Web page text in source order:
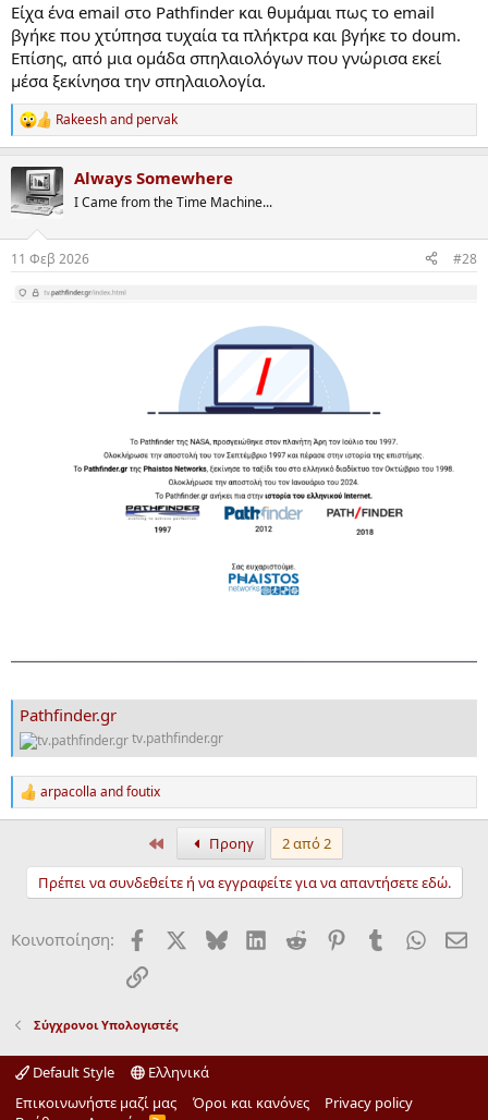
Είχα ένα email στο Pathfinder και θυμάμαι πως το email
βγήκε που χτύπησα τυχαία τα πλήκτρα και βγήκε το doum.
Επίσης, από μια ομάδα σπηλαιολόγων που γνώρισα εκεί
μέσα ξεκίνησα την σπηλαιολογία.
R
e
c
t
i
s
Rakeeshand pervak
Always Somewhere
I Came from the Time Machine...
11 Φεβ 2026 #28
Pathfinder.gr
tv.pathfinder.gr
R
e
s
arpacolla andfoutix
Πρώτα Προηγ
2 από 2
Πρέπει να συνδεθείτε ή να εγγραφείτε για να απαντήσετε εδώ.
Κοινοποίηση: Facebook BlueskyLinkedInReddit PinterestTumblr
Σύνδεσμος
Σύγχρονοι Υπολογιστές
Default Style
Ελληνικά
Επικοινωνήστε μαζί μας
Όροι και κανόνες
Privacy policy